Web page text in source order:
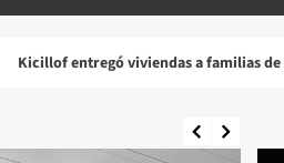
a familias de General La Madrid